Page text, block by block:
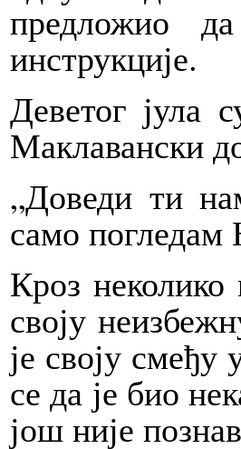
предложио
инструкције.
Деветог јула
Маклавански
„Доведи ти
само
Кроз
своју
је своју
се да је био
још није